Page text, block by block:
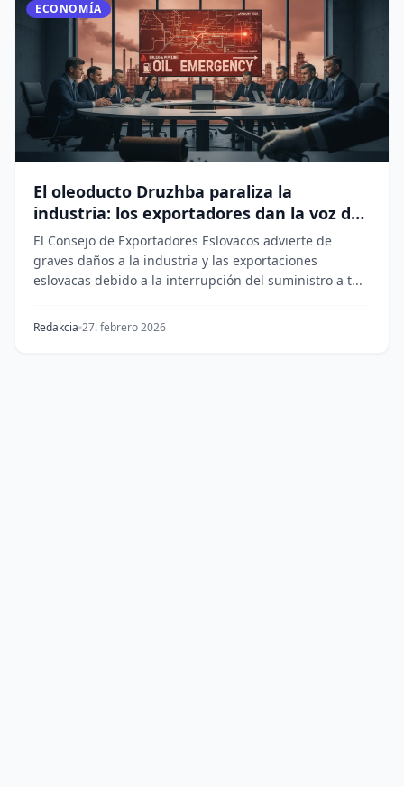
ECONOMÍA
El oleoducto Druzhba paraliza la
industria: los exportadores dan la voz de
alarma
El Consejo de Exportadores Eslovacos advierte de
graves daños a la industria y las exportaciones
eslovacas debido a la interrupción del suministro a t...
Redakcia 27. febrero 2026